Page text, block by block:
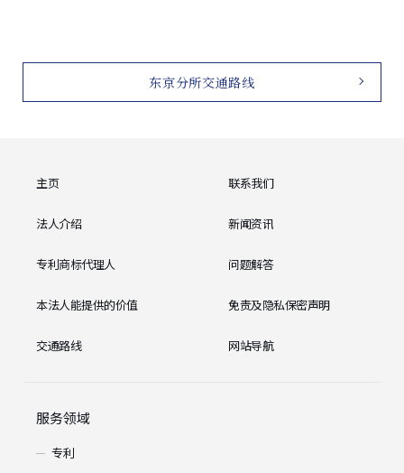
东京分所交通路线
主页 联系我们
法人介绍 新闻资讯
专利商标代理人 问题解答
本法人能提供的价值 免责及隐私保密声明
交通路线 网站导航
服务领域
专利